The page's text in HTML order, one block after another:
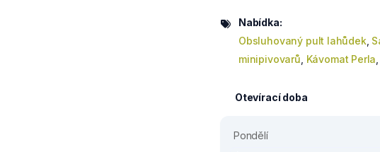
Nabídka:
Obsluhovaný pult lahůdek,
minipivovarů Kávomat Perla
Otevírací doba
Pondělí